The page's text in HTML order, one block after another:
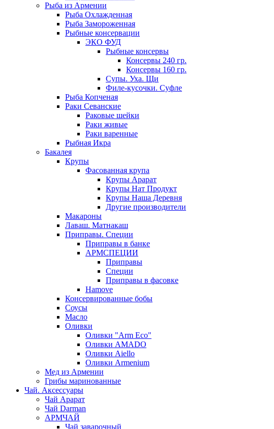
Рыба из Армении
Рыба Охлажденная
Рыба Замороженная
Рыбные консервации
ЭКО ФУД
Рыбные консервы
Консервы 240 гр.
Консервы 160 гр.
Супы. Уха. Щи
Филе-кусочки. Суфле
Рыба Копченая
Раки Севанские
Раковые шейки
Раки живые
Раки варенные
Рыбная Икра
Бакалея
Крупы
Фасованная крупа
Крупы Арарат
Крупы Нат Продукт
Крупы Наша Деревня
Другие производители
Макароны
Лаваш. Матнакаш
Приправы. Специи
Приправы в банке
АРМСПЕЦИИ
Приправы
Специи
Приправы в фасовке
Hamove
Консервированные бобы
Соусы
Масло
Оливки
Оливки "Arm Eco"
Оливки AMADO
Оливки Aiello
Оливки Armenium
Мед из Армении
Грибы маринованные
Чай. Аксессуары
Чай Арарат
Чай Darman
АРМЧАЙ
Чай заварочный